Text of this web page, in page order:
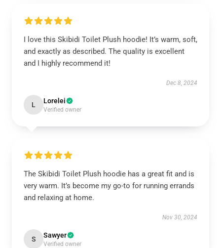
I love this Skibidi Toilet Plush hoodie! It’s warm, soft,
and exactly as described. The quality is excellent
and I highly recommend it!
Dec 8, 2024
L Lorelei
Verified owner
The Skibidi Toilet Plush hoodie has a great fit and is
very warm. It’s become my go-to for running errands
and relaxing at home.
Nov 30, 2024
S Sawyer
Verified owner